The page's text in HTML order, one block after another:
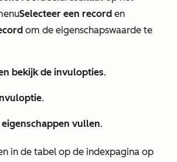
Selecteer een record en
om de eigenschapswaarde te
bekijk de invulopties.
.
vullen.
in de tabel op de indexpagina op